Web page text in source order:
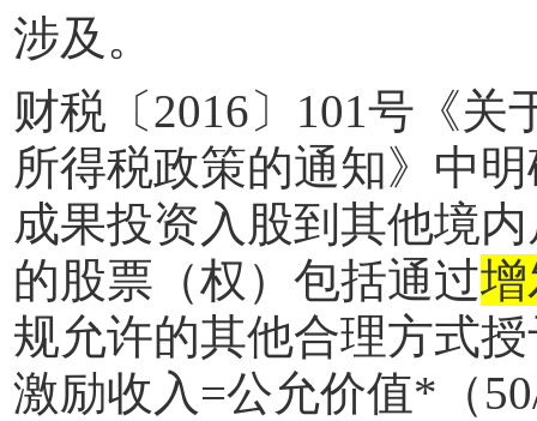
涉及。
财税〔2016〕 101号《关
所得税政策的通知》中
成果投资入股到其他境
的股票（权）包括通过
规允许的其他合理方式
激励收入 =公允价值* （